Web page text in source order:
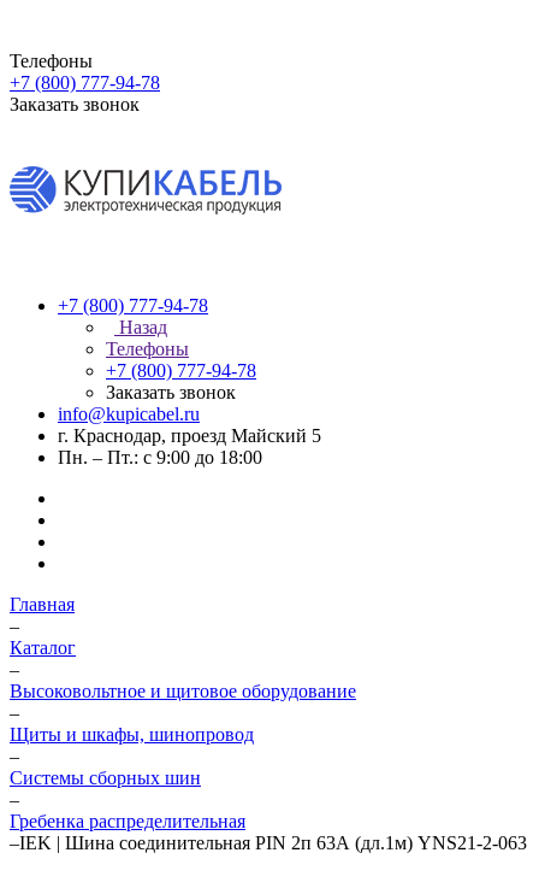
Телефоны
+7 (800) 777-94-78
Заказать звонок
+7 (800) 777-94-78
Назад
Телефоны
+7 (800) 777-94-78
Заказать звонок
info@kupicabel.ru
г. Краснодар, проезд Майский 5
Пн. – Пт.: с 9:00 до 18:00
Главная
–
Каталог
–
Высоковольтное и щитовое оборудование
–
Щиты и шкафы, шинопровод
–
Системы сборных шин
–
Гребенка распределительная
–IEK | Шина соединительная PIN 2п 63А (дл.1м) YNS21-2-063